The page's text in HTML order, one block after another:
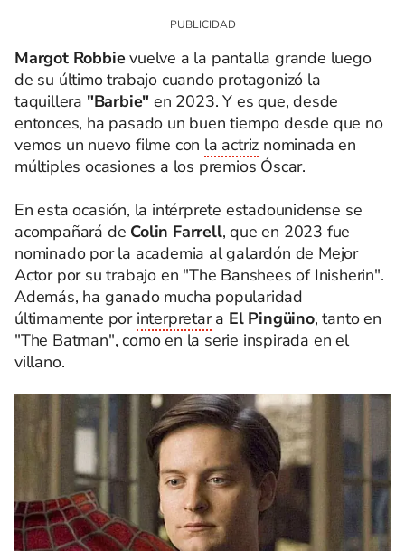
Margot Robbievuelve a la pantalla grande luego
de su último trabajo cuando protagonizó la
taquillera "Barbie" en 2023. Y es que, desde
entonces, ha pasado un buen tiempo desde que no
vemos un nuevo filme con la actriz nominada en
múltiples ocasiones a los premios Óscar.
En esta ocasión, la intérprete estadounidense se
acompañará de Colin Farrell, que en 2023 fue
nominado por la academia al galardón de Mejor
Actor por su trabajo en "The Banshees of Inisherin".
Además, ha ganado mucha popularidad
últimamente por interpretara El Pingüino, tanto en
"The Batman", como en la serie inspirada en el
villano.